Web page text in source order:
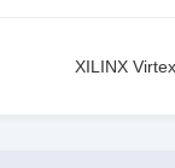
XILINX